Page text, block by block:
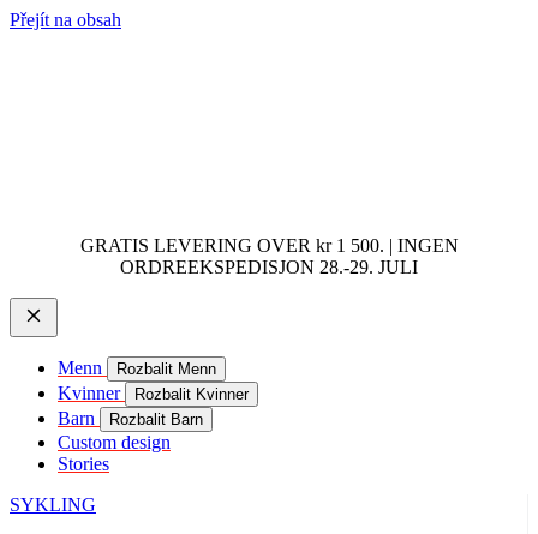
Přejít na obsah
GRATIS LEVERING OVER kr 1 500. | INGEN
ORDREEKSPEDISJON 28.-29. JULI
Menn Rozbalit Menn
Kvinner Rozbalit Kvinner
Barn Rozbalit Barn
Custom design
Stories
SYKLING